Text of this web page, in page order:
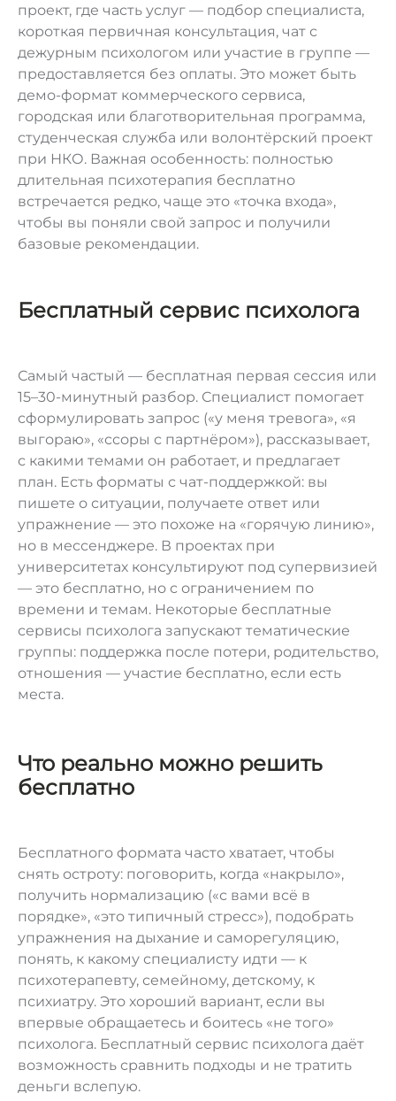
проект, где часть услуг — подбор специалиста,
короткая первичная консультация, чат с
дежурным психологом или участие в группе —
предоставляется без оплаты. Это может быть
демо-формат коммерческого сервиса,
городская или благотворительная программа,
студенческая служба или волонтёрский проект
при НКО. Важная особенность: полностью
длительная психотерапия бесплатно
встречается редко, чаще это «точка входа»,
чтобы вы поняли свой запрос и получили
базовые рекомендации.
Бесплатный сервис психолога
Самый частый — бесплатная первая сессия или
15–30-минутный разбор. Специалист помогает
сформулировать запрос («у меня тревога», «я
выгораю», «ссоры с партнёром»), рассказывает,
с какими темами он работает, и предлагает
план. Есть форматы с чат-поддержкой: вы
пишете о ситуации, получаете ответ или
упражнение — это похоже на «горячую линию»,
но в мессенджере. В проектах при
университетах консультируют под супервизией
— это бесплатно, но с ограничением по
времени и темам. Некоторые бесплатные
сервисы психолога запускают тематические
группы: поддержка после потери, родительство,
отношения — участие бесплатно, если есть
места.
Что реально можно решить
бесплатно
Бесплатного формата часто хватает, чтобы
снять остроту: поговорить, когда «накрыло»,
получить нормализацию («с вами всё в
порядке», «это типичный стресс»), подобрать
упражнения на дыхание и саморегуляцию,
понять, к какому специалисту идти — к
психотерапевту, семейному, детскому, к
психиатру. Это хороший вариант, если вы
впервые обращаетесь и боитесь «не того»
психолога. Бесплатный сервис психолога даёт
возможность сравнить подходы и не тратить
деньги вслепую.